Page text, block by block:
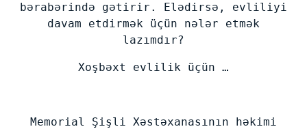
bərabərində gətirir. Elədirsə, evliliyi
davam etdirmək üçün nələr etmək
lazımdır?
Xoşbəxt evlilik üçün …
Memorial Şişli Xəstəxanasının həkimi